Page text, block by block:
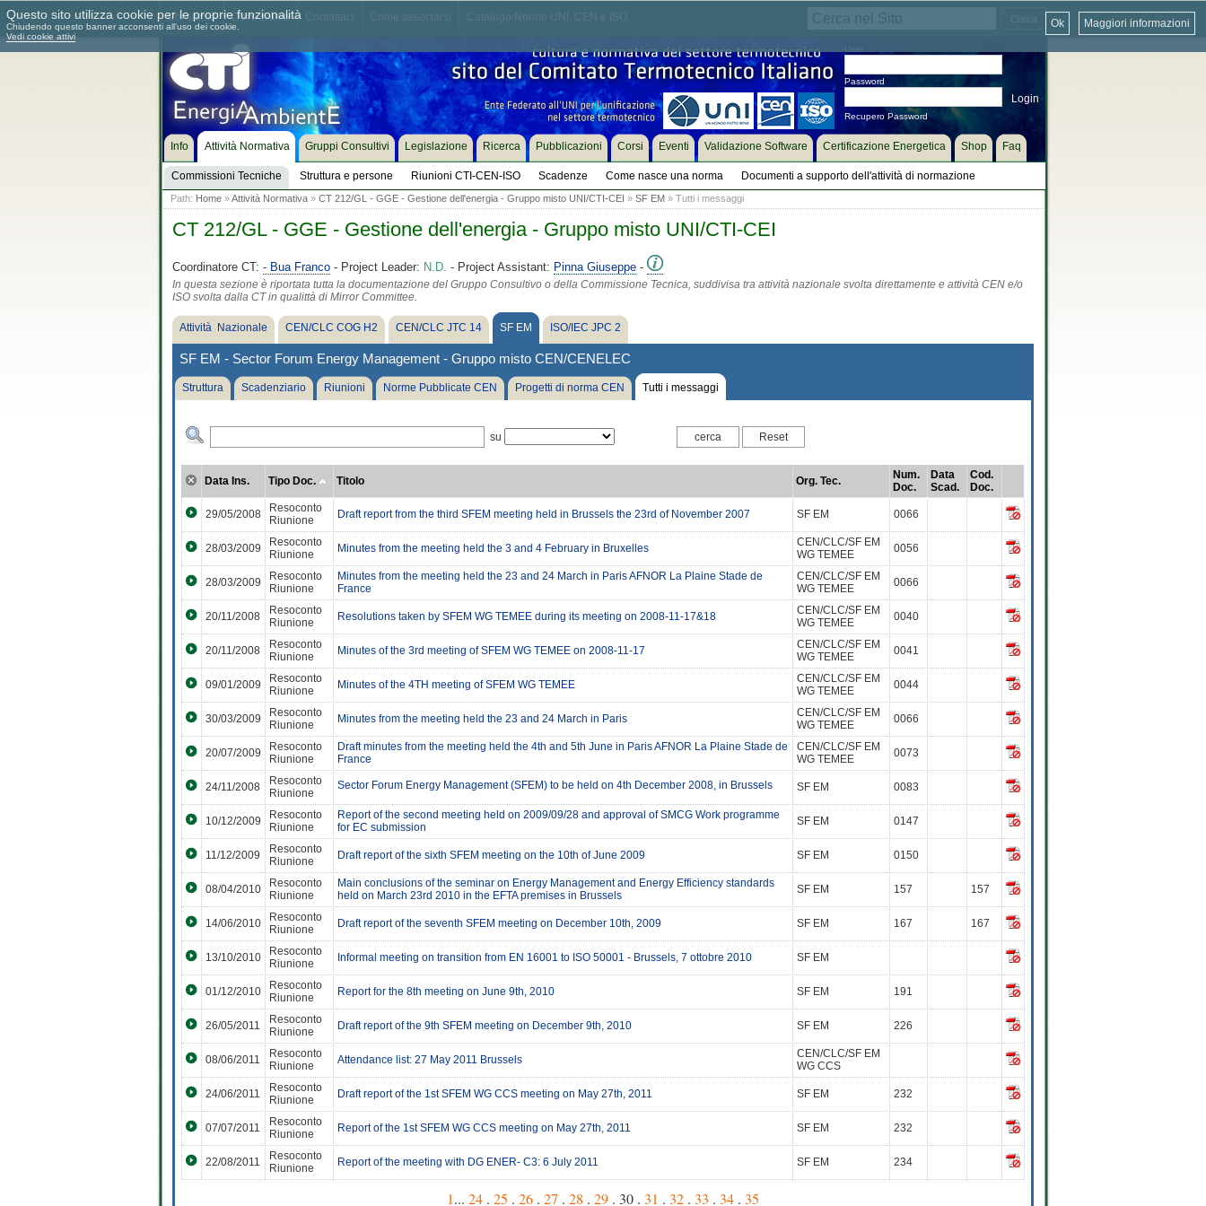
Chi siamo Dove siamo
Password
Recupero Password
Info Attività Normativa
Commissioni Tecniche Struttura e persone Riunioni CTI-CEN-ISO Scadenze Come nasce una norma Documenti a supporto dell'attività di normazione
Gruppi Consultivi Legislazione Ricerca Pubblicazioni Corsi Eventi Validazione Software Certificazione Energetica Shop Faq
Path: Home»Attività Normativa» CT 212/GL - GGE - Gestione dell'energia - Gruppo misto UNI/CTI-CEI » SF EM» Tutti i messaggi
CT 212/GL - GGE - Gestione dell'energia - Gruppo misto UNI/CTI-CEI
Coordinatore CT: - Bua Franco- Project Leader: N.D. - Project Assistant: Pinna Giuseppe-
In questa sezione è riportata tutta la documentazione del Gruppo Consultivo o della Commissione Tecnica, suddivisa tra attività nazionale svolta direttamente e attività CEN e/o
ISO svolta dalla CT in qualittà di Mirror Committee.
Attività Nazionale CEN/CLC COG H2 CEN/CLC JTC 14 SF EM ISO/IEC JPC 2
SF EM - Sector Forum Energy Management - Gruppo misto CEN/CENELEC
Struttura Scadenziario Riunioni Norme Pubblicate CEN Progetti di norma CEN Tutti i messaggi
su
Data Ins. Tipo Doc. Titolo Org. Tec.
Num.
Doc.
Data
Scad.
Cod.
Doc.
29/05/2008
Resoconto
Riunione
Draft report from the third SFEM meeting held in Brussels the 23rd of November 2007 SF EM 0066
28/03/2009
Resoconto
Riunione
Minutes from the meeting held the 3 and 4 February in Bruxelles
CEN/CLC/SF EM
WG TEMEE
0056
28/03/2009
Resoconto
Riunione
Minutes from the meeting held the 23 and 24 March in Paris AFNOR La Plaine Stade de
France
CEN/CLC/SF EM
WG TEMEE
0066
20/11/2008
Resoconto
Riunione
Resolutions taken by SFEM WG TEMEE during its meeting on 2008-11-17&18
CEN/CLC/SF EM
WG TEMEE
0040
20/11/2008
Resoconto
Riunione
Minutes of the 3rd meeting of SFEM WG TEMEE on 2008-11-17
CEN/CLC/SF EM
WG TEMEE
0041
09/01/2009
Resoconto
Riunione
Minutes of the 4TH meeting of SFEM WG TEMEE
CEN/CLC/SF EM
WG TEMEE
0044
30/03/2009
Resoconto
Riunione
Minutes from the meeting held the 23 and 24 March in Paris
CEN/CLC/SF EM
WG TEMEE
0066
20/07/2009
Resoconto
Riunione
Draft minutes from the meeting held the 4th and 5th June in Paris AFNOR La Plaine Stade de
France
CEN/CLC/SF EM
WG TEMEE
0073
24/11/2008
Resoconto
Riunione
Sector Forum Energy Management (SFEM) to be held on 4th December 2008, in Brussels SF EM 0083
10/12/2009
Resoconto
Riunione
Report of the second meeting held on 2009/09/28 and approval of SMCG Work programme
for EC submission
SF EM 0147
11/12/2009
Resoconto
Riunione
Draft report of the sixth SFEM meeting on the 10th of June 2009 SF EM 0150
08/04/2010
Resoconto
Riunione
Main conclusions of the seminar on Energy Management and Energy Efficiency standards
held on March 23rd 2010 in the EFTA premises in Brussels
SF EM 157 157
14/06/2010
Resoconto
Riunione
Draft report of the seventh SFEM meeting on December 10th, 2009 SF EM 167 167
13/10/2010
Resoconto
Riunione
Informal meeting on transition from EN 16001 to ISO 50001 - Brussels, 7 ottobre 2010 SF EM
01/12/2010
Resoconto
Riunione
Report for the 8th meeting on June 9th, 2010 SF EM 191
26/05/2011
Resoconto
Riunione
Draft report of the 9th SFEM meeting on December 9th, 2010 SF EM 226
08/06/2011
Resoconto
Riunione
Attendance list: 27 May 2011 Brussels
CEN/CLC/SF EM
WG CCS
24/06/2011
Resoconto
Riunione
Draft report of the 1st SFEM WG CCS meeting on May 27th, 2011 SF EM 232
07/07/2011
Resoconto
Riunione
Report of the 1st SFEM WG CCS meeting on May 27th, 2011 SF EM 232
22/08/2011
Resoconto
Riunione
Report of the meeting with DG ENER- C3: 6 July 2011 SF EM 234
1... 24. 25 . 26. 27 . 28 . 29. 30 . 31 . 32. 33 . 34. 35
Questo sito utilizza cookie per le proprie funzionalità
Chiudendo questo banner acconsenti all'uso dei cookie.
Vedi cookie attivi
Maggiori informazioni
Ok